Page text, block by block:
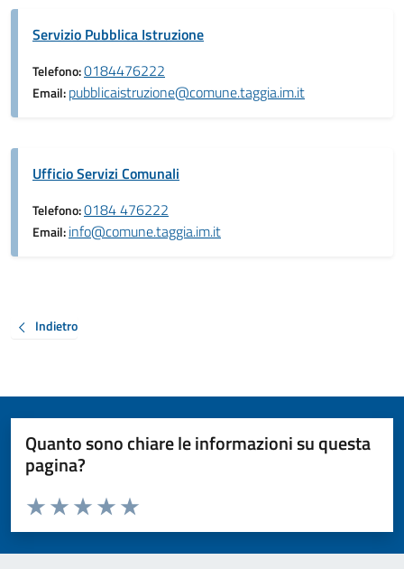
Servizio Pubblica Istruzione
Telefono:0184476222
Email:pubblicaistruzione@comune.taggia.im.it
Ufficio Servizi Comunali
Telefono:0184 476222
Email:info@comune.taggia.im.it
Indietro
Quanto sono chiare le informazioni su questa
pagina?
Valuta da 1 a 5 stelle la pagina
Valuta 5 stelle su 5
Valuta 4 stelle su 5
Valuta 3 stelle su 5
Valuta 2 stelle su 5
Valuta 1 stelle su 5